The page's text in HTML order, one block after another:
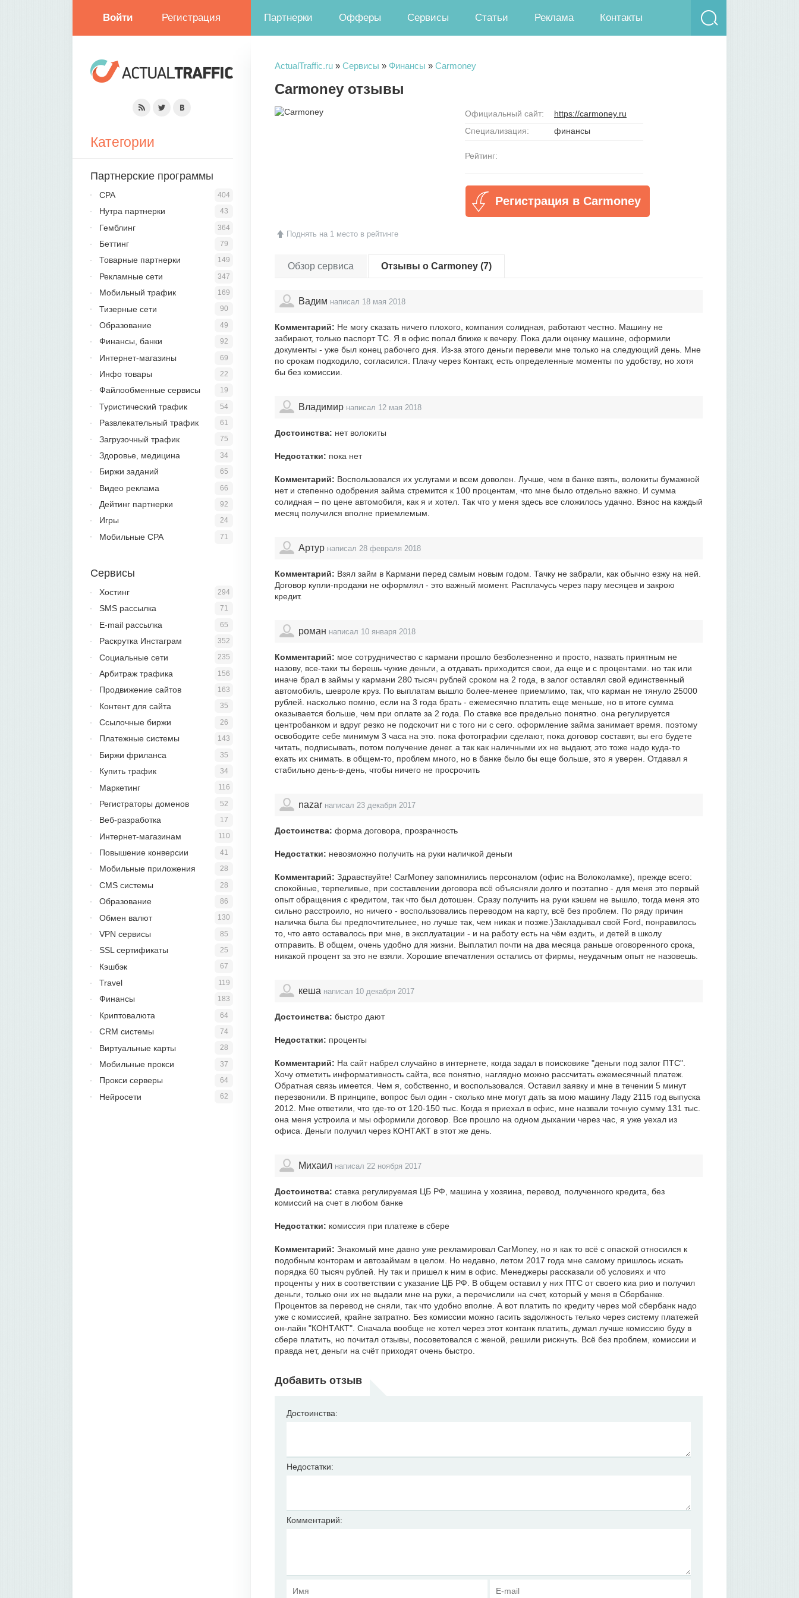
Войти Регистрация Партнерки Офферы Сервисы Статьи Реклама Контакты
ActualTraffic.ru » Сервисы » Финансы » Carmoney
Carmoney отзывы
Поднять на 1 место в рейтинге
Официальный сайт:
https://carmoney.ru
Специализация:
финансы
Рейтинг:
Регистрация в Carmoney
Обзор сервиса Отзывы о Carmoney (7)
Вадим написал 18 мая 2018
Комментарий: Не могу сказать ничего плохого, компания солидная, работают честно. Машину не
забирают, только паспорт ТС. Я в офис попал ближе к вечеру. Пока дали оценку машине, оформили
документы - уже был конец рабочего дня. Из-за этого деньги перевели мне только на следующий день. Мне
по срокам подходило, согласился. Плачу через Контакт, есть определенные моменты по удобству, но хотя
бы без комиссии.
Владимир написал 12 мая 2018
Достоинства: нет волокиты
Недостатки: пока нет
Комментарий: Воспользовался их услугами и всем доволен. Лучше, чем в банке взять, волокиты бумажной
нет и степенно одобрения займа стремится к 100 процентам, что мне было отдельно важно. И сумма
солидная – по цене автомобиля, как я и хотел. Так что у меня здесь все сложилось удачно. Взнос на каждый
месяц получился вполне приемлемым.
Артур написал 28 февраля 2018
Комментарий: Взял займ в Кармани перед самым новым годом. Тачку не забрали, как обычно езжу на ней.
Договор купли-продажи не оформлял - это важный момент. Расплачусь через пару месяцев и закрою
кредит.
роман написал 10 января 2018
Комментарий: мое сотрудничество с кармани прошло безболезненно и просто, назвать приятным не
назову, все-таки ты берешь чужие деньги, а отдавать приходится свои, да еще и с процентами. но так или
иначе брал в займы у кармани 280 тысяч рублей сроком на 2 года, в залог оставлял свой единственный
автомобиль, шевроле круз. По выплатам вышло более-менее приемлимо, так, что карман не тянуло 25000
рублей. насколько помню, если на 3 года брать - ежемесячно платить еще меньше, но в итоге сумма
оказывается больше, чем при оплате за 2 года. По ставке все предельно понятно. она регулируется
центробанком и вдруг резко не подскочит ни с того ни с сего. оформление займа занимает время. поэтому
освободите себе минимум 3 часа на это. пока фотографии сделают, пока договор составят, вы его будете
читать, подписывать, потом получение денег. а так как наличными их не выдают, это тоже надо куда-то
ехать их снимать. в общем-то, проблем много, но в банке было бы еще больше, это я уверен. Отдавал я
стабильно день-в-день, чтобы ничего не просрочить
nazar написал 23 декабря 2017
Достоинства: форма договора, прозрачность
Недостатки: невозможно получить на руки наличкой деньги
Комментарий: Здравствуйте! CarMoney запомнились персоналом (офис на Волоколамке), прежде всего:
спокойные, терпеливые, при составлении договора всё объясняли долго и поэтапно - для меня это первый
опыт обращения с кредитом, так что был дотошен. Сразу получить на руки кэшем не вышло, тогда меня это
сильно расстроило, но ничего - воспользовались переводом на карту, всё без проблем. По ряду причин
наличка была бы предпочтительнее, но лучше так, чем никак и позже.)Закладывал свой Ford, понравилось
то, что авто оставалось при мне, в эксплуатации - и на работу есть на чём ездить, и детей в школу
отправить. В общем, очень удобно для жизни. Выплатил почти на два месяца раньше оговоренного срока,
никакой процент за это не взяли. Хорошие впечатления остались от фирмы, неудачным опыт не назовешь.
кеша написал 10 декабря 2017
Достоинства: быстро дают
Недостатки: проценты
Комментарий: На сайт набрел случайно в интернете, когда задал в поисковике "деньги под залог ПТС".
Хочу отметить информативность сайта, все понятно, наглядно можно рассчитать ежемесячный платеж.
Обратная связь имеется. Чем я, собственно, и воспользовался. Оставил заявку и мне в течении 5 минут
перезвонили. В принципе, вопрос был один - сколько мне могут дать за мою машину Ладу 2115 год выпуска
2012. Мне ответили, что где-то от 120-150 тыс. Когда я приехал в офис, мне назвали точную сумму 131 тыс.
она меня устроила и мы оформили договор. Все прошло на одном дыхании через час, я уже уехал из
офиса. Деньги получил через КОНТАКТ в этот же день.
Михаил написал 22 ноября 2017
Достоинства: ставка регулируемая ЦБ РФ, машина у хозяина, перевод, полученного кредита, без
комиссий на счет в любом банке
Недостатки: комиссия при платеже в сбере
Комментарий: Знакомый мне давно уже рекламировал CarMoney, но я как то всё с опаской относился к
подобным конторам и автозаймам в целом. Но недавно, летом 2017 года мне самому пришлось искать
порядка 60 тысяч рублей. Ну так и пришел к ним в офис. Менеджеры рассказали об условиях и что
проценты у них в соответствии с указание ЦБ РФ. В общем оставил у них ПТС от своего киа рио и получил
деньги, только они их не выдали мне на руки, а перечислили на счет, который у меня в Сбербанке.
Процентов за перевод не сняли, так что удобно вполне. А вот платить по кредиту через мой сбербанк надо
уже с комиссией, крайне затратно. Без комиссии можно гасить задолжность телько через систему платежей
он-лайн "КОНТАКТ". Сначала вообще не хотел через этот контанк платить, думал лучше комиссию буду в
сбере платить, но почитал отзывы, посоветовался с женой, решили рискнуть. Всё без проблем, комиссии и
правда нет, деньги на счёт приходят очень быстро.
Добавить отзыв
Достоинства:
Недостатки:
Комментарий:
Категории
Партнерские программы
404
CPA
43
Нутра партнерки
364
Гемблинг
79
Беттинг
149
Товарные партнерки
347
Рекламные сети
169
Мобильный трафик
90
Тизерные сети
49
Образование
92
Финансы, банки
69
Интернет-магазины
22
Инфо товары
19
Файлообменные сервисы
54
Туристический трафик
61
Развлекательный трафик
75
Загрузочный трафик
34
Здоровье, медицина
65
Биржи заданий
66
Видео реклама
92
Дейтинг партнерки
24
Игры
71
Мобильные CPA
Сервисы
294
Хостинг
71
SMS рассылка
65
E-mail рассылка
352
Раскрутка Инстаграм
235
Социальные сети
156
Арбитраж трафика
163
Продвижение сайтов
35
Контент для сайта
26
Ссылочные биржи
143
Платежные системы
35
Биржи фриланса
34
Купить трафик
116
Маркетинг
52
Регистраторы доменов
17
Веб-разработка
110
Интернет-магазинам
41
Повышение конверсии
28
Мобильные приложения
28
CMS системы
86
Образование
130
Обмен валют
85
VPN сервисы
25
SSL сертификаты
67
Кэшбэк
119
Travel
183
Финансы
64
Криптовалюта
74
CRM системы
28
Виртуальные карты
37
Мобильные прокси
64
Прокси серверы
62
Нейросети